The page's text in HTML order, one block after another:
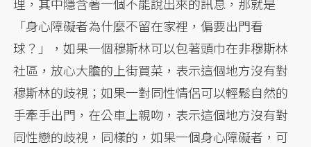
「身心障礙者為什麼不留在家裡，偏要出門看
球？」，如果一個穆斯林可以包著頭巾在非穆斯林
社區，放心大膽的上街買菜，表示這個地方沒有對
穆斯林的歧視；如果一對同性情侶可以輕鬆自然的
手牽手出門，在公車上親吻，表示這個地方沒有對
同性戀的歧視，同樣的，如果一個身心障礙者，可